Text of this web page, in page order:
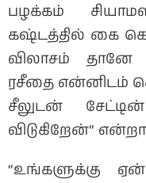
பழக்கம்
கஷ்டத்தில் கை
விலாசம் தானே
ரசீதை என்னிடம்
சீலுடன்
விடுகிறேன்”
“உங்களுக்கு